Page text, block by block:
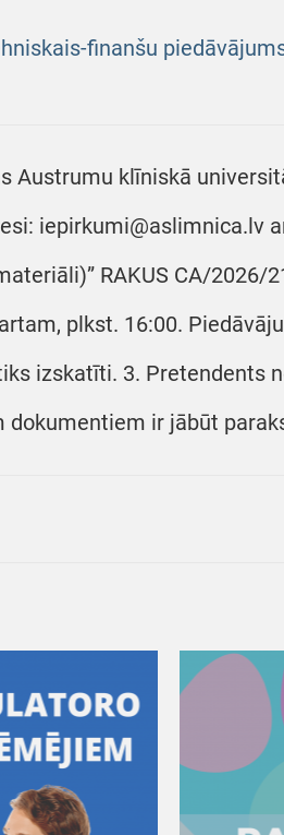
finanšu
Austrumu klīniskā
iepirkumi@aslimnica.lv
RAKUS CA/2026/
plkst. 16:00.
izskatīti. 3. Pretendents
dokumentiem ir jābūt